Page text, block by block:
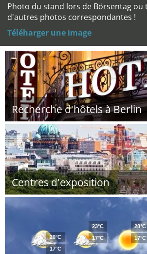
Photo du stand lors de Börsentag ou
d'autres photos correspondantes !
Téléharger une image
Recherche d'hôtels à Berlin
Centres d'exposition
20°C
17°C
23°C
17°C
28°C
17°C